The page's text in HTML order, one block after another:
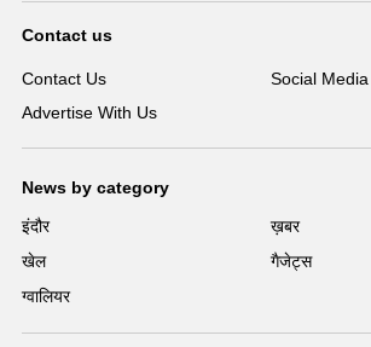
Contact us
Contact Us
Social Media
Advertise With Us
News by category
इंदौर
ख़बर
खेल
गैजेट्स
ग्वालियर